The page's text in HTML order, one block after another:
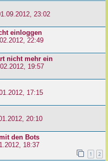
23:02
einloggen
22:49
nicht mehr ein
19:57
17:15
20:10
den Bots
18:37
1 2